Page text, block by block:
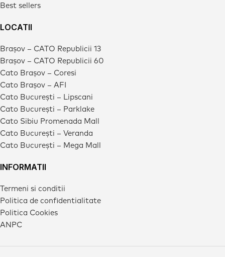
Best sellers
LOCATII
Brașov – CATO Republicii 13
Brașov – CATO Republicii 60
Cato Brașov – Coresi
Cato Brașov – AFI
Cato București – Lipscani
Cato București – Parklake
Cato Sibiu Promenada Mall
Cato București – Veranda
Cato București – Mega Mall
INFORMATII
Termeni si conditii
Politica de confidentialitate
Politica Cookies
ANPC